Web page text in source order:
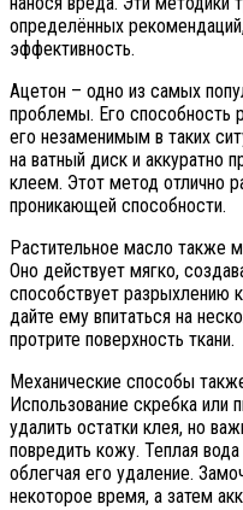
определённых
эффективность.
Ацетон – одно из самых
проблемы. Его способность
его незаменимым в таких
на ватный диск и аккуратно
клеем. Этот метод отлично
проникающей способности.
Растительное масло также
Оно действует мягко,
способствует разрыхлению
дайте ему впитаться на
протрите поверхность ткани.
Механические способы
Использование скребка или
удалить остатки клея, но
повредить кожу. Теплая
облегчая его удаление.
некоторое время, а затем